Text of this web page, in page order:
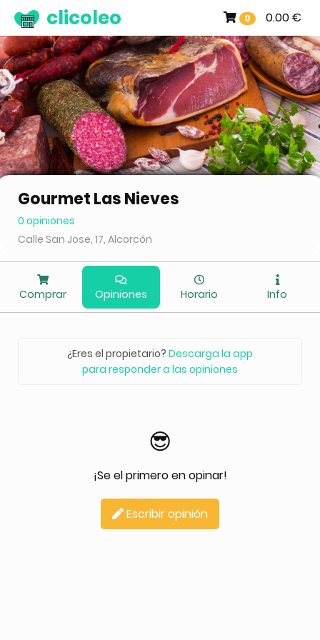
0 0.00 €
clicoleo
Gourmet Las Nieves
0 opiniones
Calle San Jose, 17, Alcorcón
Comprar Opiniones Horario Info
¿Eres el propietario? Descarga la app
para responder a las opiniones
😎
¡Se el primero en opinar!
Escribir opinión